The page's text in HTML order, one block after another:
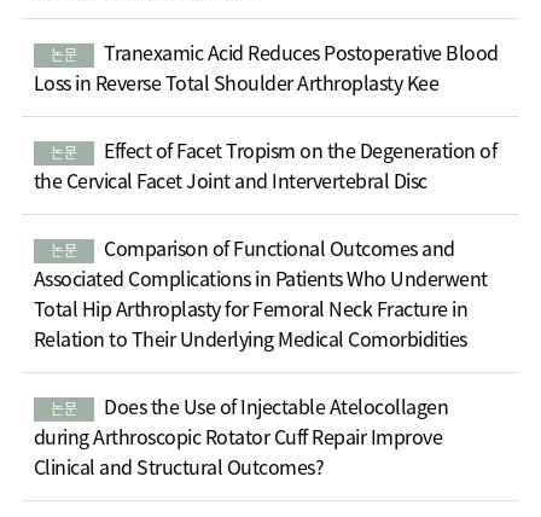
논문
Tranexamic Acid Reduces Postoperative Blood
Loss in Reverse Total Shoulder Arthroplasty Kee
논문
Effect of Facet Tropism on the Degeneration of
the Cervical Facet Joint and Intervertebral Disc
논문
Comparison of Functional Outcomes and
Associated Complications in Patients Who Underwent
Total Hip Arthroplasty for Femoral Neck Fracture in
Relation to Their Underlying Medical Comorbidities
논문
Does the Use of Injectable Atelocollagen
during Arthroscopic Rotator Cuff Repair Improve
Clinical and Structural Outcomes?